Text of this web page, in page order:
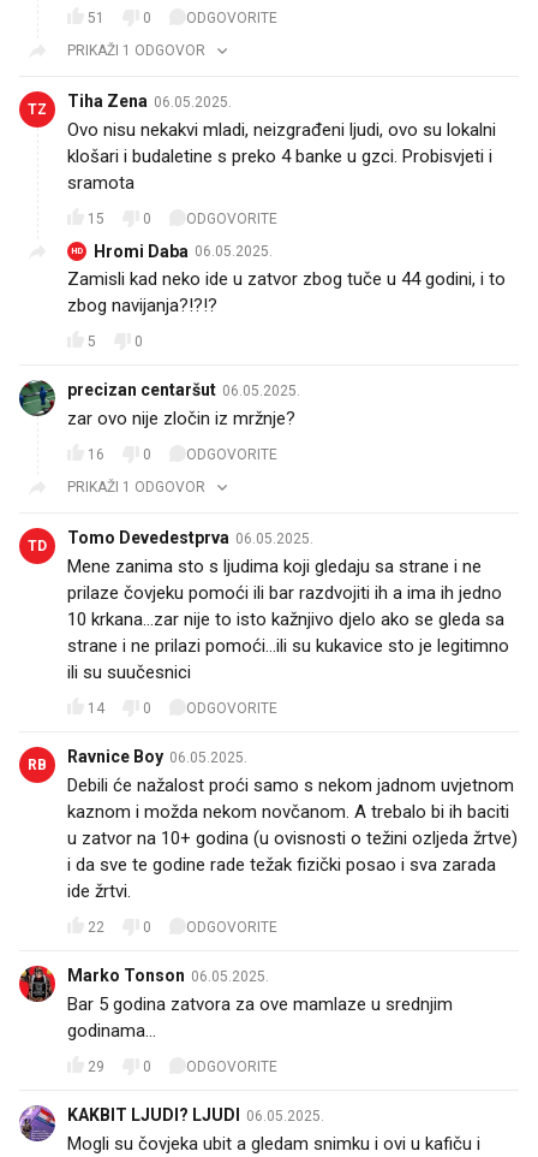
51 0
ODGOVORITE
PRIKAŽI 1 ODGOVOR
TZ Tiha Zena 06.05.2025.
Ovo nisu nekakvi mladi, neizgrađeni ljudi, ovo su lokalni
klošari i budaletine s preko 4 banke u gzci. Probisvjeti i
sramota
15 0 ODGOVORITE
HD Hromi Daba 06.05.2025.
Zamisli kad neko ide u zatvor zbog tuče u 44 godini, i to
zbog navijanja?!?!?
5 0
precizan centaršut 06.05.2025.
zar ovo nije zločin iz mržnje?
16 0
ODGOVORITE
PRIKAŽI 1 ODGOVOR
TD Tomo Devedestprva 06.05.2025.
Mene zanima sto s ljudima koji gledaju sa strane i ne
prilaze čovjeku pomoći ili bar razdvojiti ih a ima ih jedno
10 krkana…zar nije to isto kažnjivo djelo ako se gleda sa
strane i ne prilazi pomoći…ili su kukavice sto je legitimno
ili su suučesnici
14 0 ODGOVORITE
RB Ravnice Boy 06.05.2025.
Debili će nažalost proći samo s nekom jadnom uvjetnom
kaznom i možda nekom novčanom. A trebalo bi ih baciti
u zatvor na 10+ godina (u ovisnosti o težini ozljeda žrtve)
i da sve te godine rade težak fizički posao i sva zarada
ide žrtvi.
22 0 ODGOVORITE
Marko Tonson 06.05.2025.
Bar 5 godina zatvora za ove mamlaze u srednjim
godinama...
29 0 ODGOVORITE
KAKBIT LJUDI? LJUDI 06.05.2025.
Mogli su čovjeka ubit a gledam snimku i ovi u kafiču i